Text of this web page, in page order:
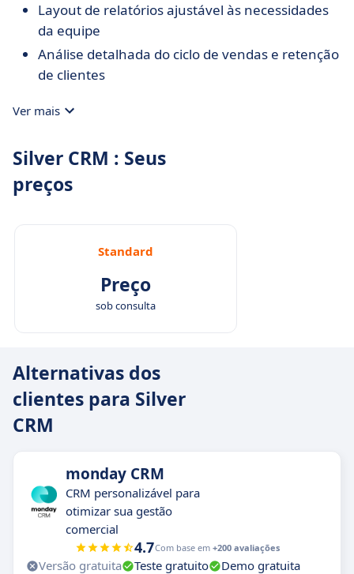
Layout de relatórios ajustável às necessidades
da equipe
Análise detalhada do ciclo de vendas e retenção
de clientes
Ver mais
Silver CRM : Seus
preços
Standard
Preço
sob consulta
Alternativas dos
clientes para Silver
CRM
monday CRM
CRM personalizável para
otimizar sua gestão
comercial
4.7Com base em +200 avaliações
Versão gratuita Teste gratuito
Demo gratuita